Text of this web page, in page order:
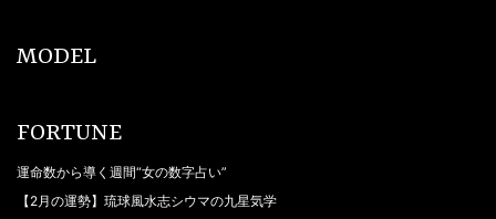
MODEL
FORTUNE
運命数から導く週間“女の数字占い”
【2月の運勢】琉球風水志シウマの九星気学